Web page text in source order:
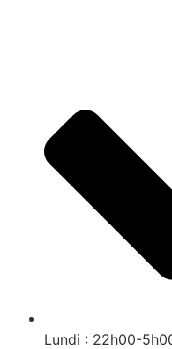
Lundi : 22h00-